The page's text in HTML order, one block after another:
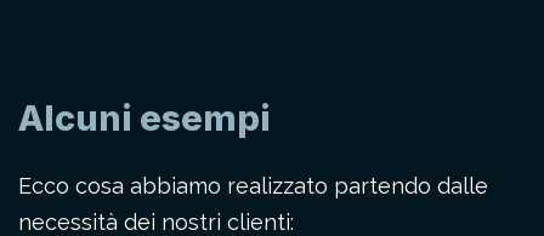
Alcuni esempi
Ecco cosa abbiamo realizzato partendo dalle
necessità dei nostri clienti: